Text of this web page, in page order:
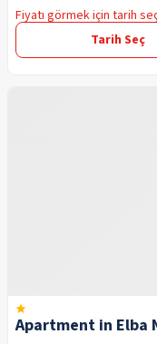
Fiyatı görmek için tarih
Tarih Seç
Apartment in Elba